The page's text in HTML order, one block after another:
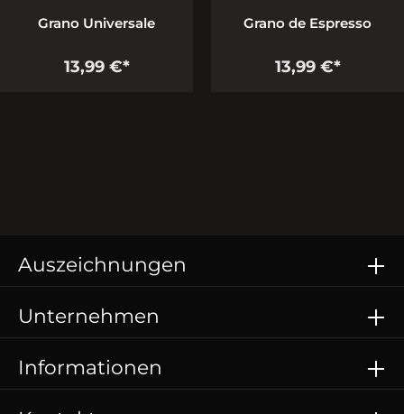
Grano Universale
13,99 €*
Grano de Espresso
13,99 €*
Auszeichnungen
Unternehmen
Informationen